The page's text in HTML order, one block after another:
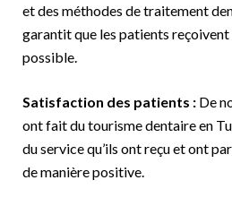
et des méthodes de traitement
garantit que les patients
possible.
Satisfaction des patients : De
ont fait du tourisme dentaire en
du service qu’ils ont reçu et ont
de manière positive.